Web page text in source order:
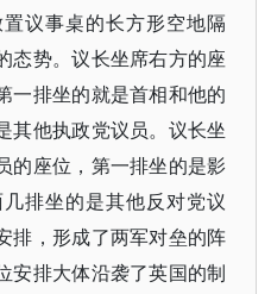
议事桌的长方形空地隔
态势。议长坐席右方的座
一排坐的就是首相和他的
其他执政党议员。议长坐
的座位，第一排坐的是影
排坐的是其他反对党议
排，形成了两军对垒的阵
安排大体沿袭了英国的制